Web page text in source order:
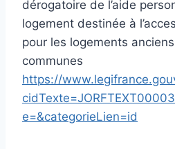
dérogatoire de l’aide
logement destinée à
pour les logements
communes
https://
e=&categorieLien=id